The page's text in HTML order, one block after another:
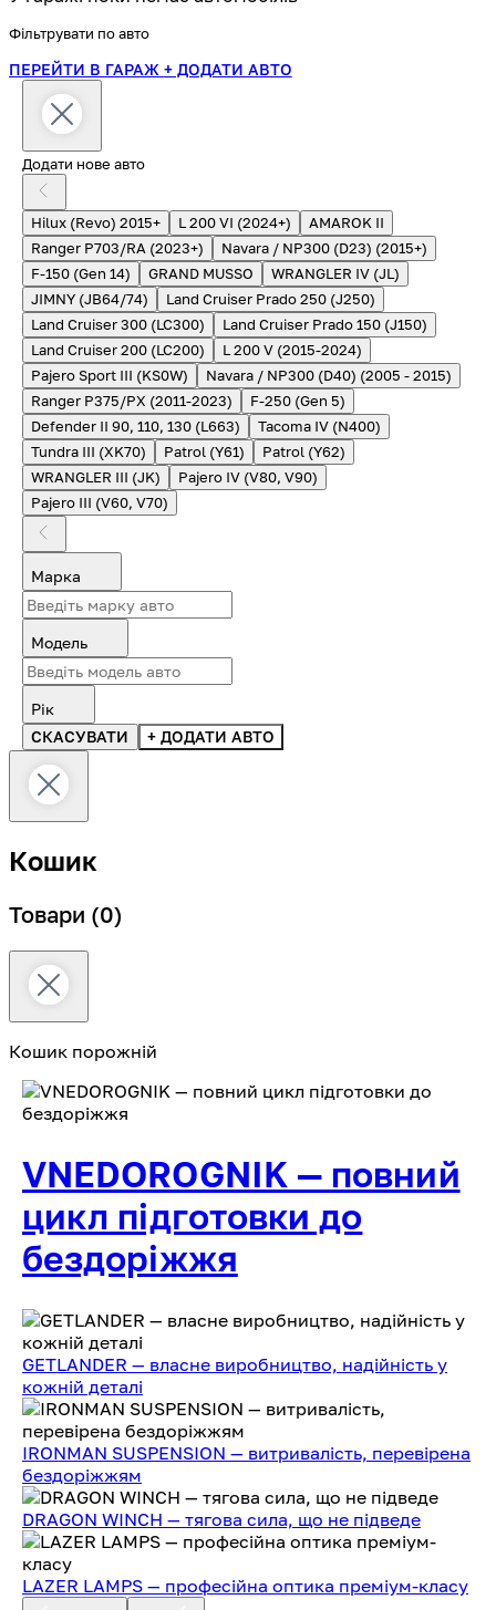
Фільтрувати по авто
ПЕРЕЙТИ В ГАРАЖ + ДОДАТИ АВТО
Додати нове авто
Hilux (Revo) 2015+ L 200 VI (2024+)
AMAROK II
Ranger P703/RA (2023+)
Navara / NP300 (D23) (2015+)
F-150 (Gen 14)
GRAND MUSSO
WRANGLER IV (JL)
JIMNY (JB64/74)
Land Cruiser Prado 250 (J250)
Land Cruiser 300 (LC300)
Land Cruiser Prado 150 (J150)
Land Cruiser 200 (LC200)
L 200 V (2015-2024)
Pajero Sport III (KS0W)
Navara / NP300 (D40) (2005 - 2015)
Ranger P375/PX (2011-2023)
F-250 (Gen 5)
Defender II 90, 110, 130 (L663)
Tacoma IV (N400)
Tundra III (XK70)
Patrol (Y61)
Patrol (Y62)
WRANGLER III (JK)
Pajero IV (V80, V90)
Pajero III (V60, V70)
Марка
Модель
Рік
СКАСУВАТИ
+ ДОДАТИ АВТО
Кошик
Товари (0)
Кошик порожній
VNEDOROGNIK — повний
цикл підготовки до
бездоріжжя
GETLANDER — власне виробництво, надійність у
кожній деталі
IRONMAN SUSPENSION — витривалість, перевірена
бездоріжжям
DRAGON WINCH — тягова сила, що не підведе
LAZER LAMPS — професійна оптика преміум-класу